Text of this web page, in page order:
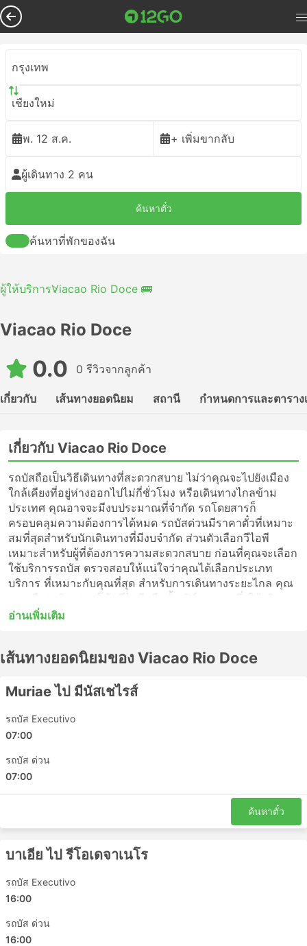
กรุงเทพ
เชียงใหม่
พ. 12 ส.ค. + เพิ่มขากลับ
ผู้เดินทาง 2 คน
ค้นหาตั๋ว
ค้นหาที่พักของฉัน
ผู้ให้บริการViacao Rio Doce 🚌
Viacao Rio Doce
0.0 0 รีวิวจากลูกค้า
เกี่ยวกับ เส้นทางยอดนิยม สถานี กำหนดการและตาราง
เกี่ยวกับ Viacao Rio Doce
รถบัสถือเป็นวิธีเดินทางที่สะดวกสบาย ไม่ว่าคุณจะไปยังเมือง
ใกล้เคียงที่อยู่ห่างออกไปไม่กี่ชั่วโมง หรือเดินทางไกลข้าม
ประเทศ คุณอาจจะมีงบประมาณที่จำกัด รถโดยสารก็
ครอบคลุมความต้องการได้หมด รถบัสด่วนมีราคาตั๋วที่เหมาะ
สมที่สุดสำหรับนักเดินทางที่มีงบจำกัด ส่วนตัวเลือกวีไอพี
เหมาะสำหรับผู้ที่ต้องการความสะดวกสบาย ก่อนที่คุณจะเลือก
ใช้บริการรถบัส ตรวจสอบให้แน่ใจว่าคุณได้เลือกประเภท
บริการ ที่เหมาะกับคุณที่สุด สำหรับการเดินทางระยะไกล คุณ
แบบไม่แวะพักไปจนถึงจุดหมายปลายทางของคุณ หรือเพียงแค่
สำหรับการเดินทางระยะสั้น แต่การนั่งรถระยะยาวมักไม่ใช่
เนื่องจากจุดหมายปลายทางระยะไกลหลายแห่งให้บริการโดย
มีตู้นอนสำหรับการเดินทางดังกล่าว ทำการจองตั๋วรถโดยสาร
ออนไลน์กับ Viacao Rio Doce รีวิวของนักท่องเที่ยวคนอื่นๆ
Viacao Rio Doce สถานียอดนิยม
สถานีหลักที่ครอบคลุมโดยรถโดยสารของ Viacao Rio Doce
Terminal Novo Rio
Ipatinga Bus Station
Rodoviaria Tiete
อ่านเพิ่มเติม
เส้นทางยอดนิยมของ Viacao Rio Doce
Muriae ไป มีนัสเชไรส์
รถบัส Executivo
07:00
รถบัส ด่วน
07:00
ค้นหาตั๋ว
บาเอีย ไป รีโอเดจาเนโร
รถบัส Executivo
16:00
รถบัส ด่วน
16:00